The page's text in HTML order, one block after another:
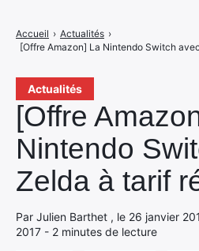
Actualités
[Offre
Nintendo
Zelda à tarif
Par Julien Barthet , le 26 janvier
2017 - 2 minutes de lecture
Accueil › Actualités ›
[Offre Amazon] La Nintendo Switch